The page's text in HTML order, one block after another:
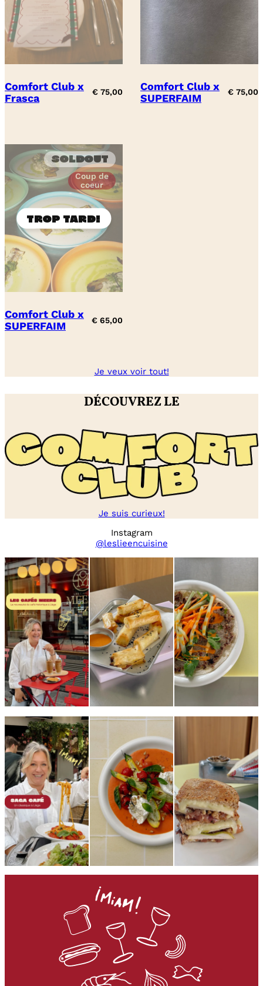
Comfort Club x
Frasca
€ 75,00
Comfort Club x
SUPERFAIM
€ 75,00
Soldout
Coup de
coeur
Comfort Club x
SUPERFAIM
€ 65,00
Je veux voir tout!
DÉCOUVREZ LE
Je suis curieux!
Instagram
@leslieencuisine